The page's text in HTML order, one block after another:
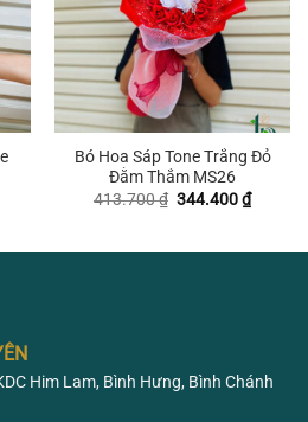
Bó Hoa Sáp Tone Trắng Đỏ
Đằm Thắm MS26
413.700₫ Giá
344.400₫Giá
hiện
Him Lam, Bình Hưng, Bình Chánh